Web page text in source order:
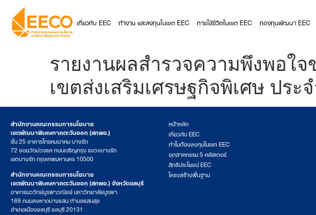
เกี่ยวกับ EEC ทำงาน และลงทุนในเขต EEC การใช้ชีวิตในเขต EEC กองทุนพัฒนา EEC
รายงานผลสำรวจความพึงพอใ
เขตส่งเสริมเศรษฐกิจพิเศษ ปร
สำนักงานคณะกรรมการนโยบาย
เขตพัฒนาพิเศษภาคตะวันออก (สกพอ.)
ชั้น 25 อาคารโทรคมนาคม บางรัก
72 ซอยวัดม่วงแค ถนนเจริญกรุง แขวงบางรัก
เขตบางรัก กรุงเทพมหานคร 10500
สำนักงานคณะกรรมการนโยบาย
เขตพัฒนาพิเศษภาคตะวันออก (สกพอ.) จังหวัดชลบุรี
อาคารนววิทย์บูรพาวณิชย์ มหาวิทยาลัยบูรพา
169 ถนนลงหาดบางแสน ตำบลแสนสุข
อำเภอเมืองชลบุรี ชลบุรี 20131
หน้าหลัก
เกี่ยวกับ EEC
ทำไมต้องลงทุนในเขต EEC
อุตสาหกรรม 5 คลัสเตอร์
สิทธิประโยชน์ EEC
โครงสร้างพื้นฐาน